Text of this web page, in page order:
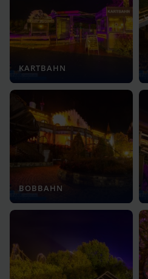
KARTBAHN
BOBBAHN